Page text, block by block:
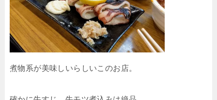
煮物系が美味しいらしいこのお店。